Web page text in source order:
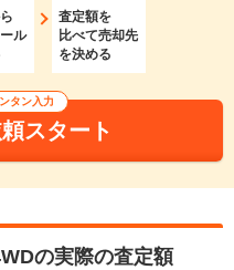
ル
査定額を
比べて売却先
を決める
タン入力
スタート
の実際の査定額